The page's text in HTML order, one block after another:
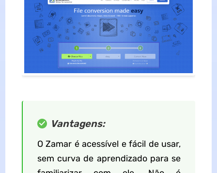
Vantagens:
O Zamar é acessível e fácil de usar,
sem curva de aprendizado para se